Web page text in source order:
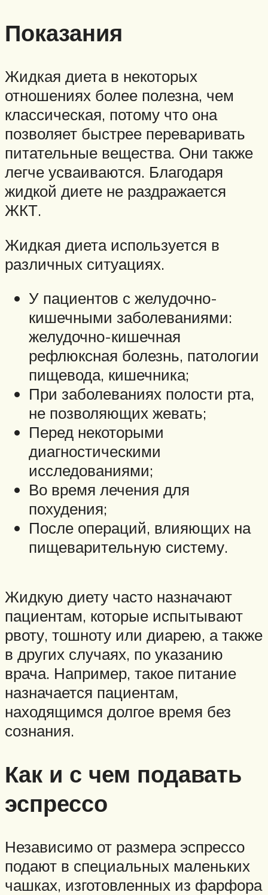
Показания
Жидкая диета в некоторых
отношениях более полезна, чем
классическая, потому что она
позволяет быстрее переваривать
питательные вещества. Они также
легче усваиваются. Благодаря
жидкой диете не раздражается
ЖКТ.
Жидкая диета используется в
различных ситуациях.
У пациентов с желудочно-
кишечными заболеваниями:
желудочно-кишечная
рефлюксная болезнь, патологии
пищевода, кишечника;
При заболеваниях полости рта,
не позволяющих жевать;
Перед некоторыми
диагностическими
исследованиями;
Во время лечения для
похудения;
После операций, влияющих на
пищеварительную систему.
Жидкую диету часто назначают
пациентам, которые испытывают
рвоту, тошноту или диарею, а также
в других случаях, по указанию
врача. Например, такое питание
назначается пациентам,
находящимся долгое время без
сознания.
Как и с чем подавать
эспрессо
Независимо от размера эспрессо
подают в специальных маленьких
чашках, изготовленных из фарфора